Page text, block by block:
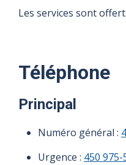
Les services sont
Téléphone
Principal
Numéro général :
Urgence : 450 975-